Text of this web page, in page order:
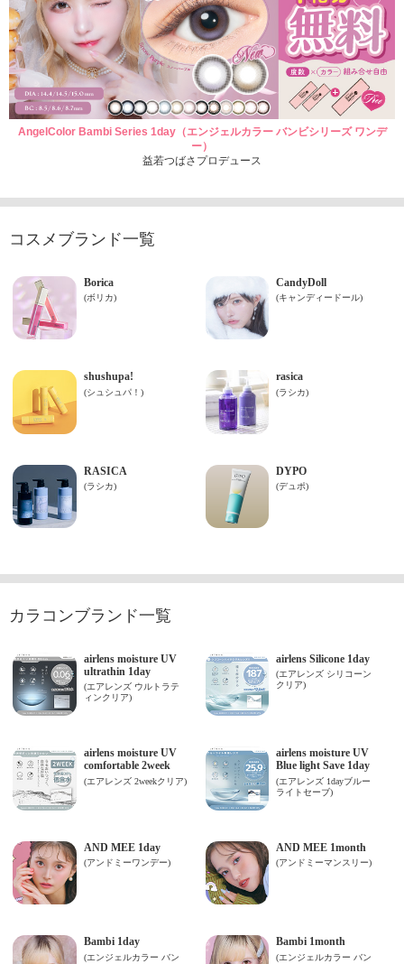
AngelColor Bambi Series 1day（エンジェルカラー バンビシリーズ ワンデ
ー）
益若つばさプロデュース
コスメブランド一覧
カラコンブランド一覧